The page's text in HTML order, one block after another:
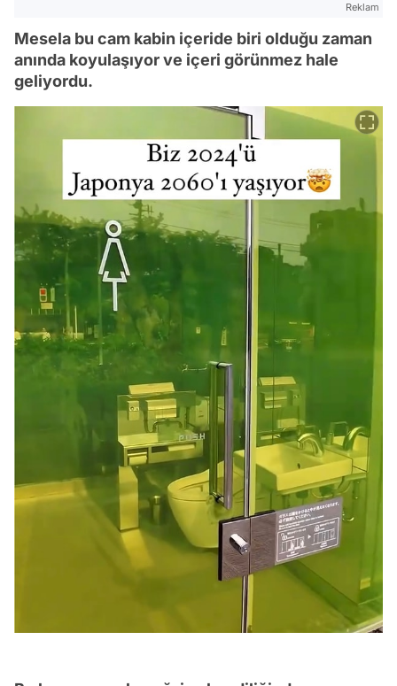
Reklam
Mesela bu cam kabin içeride biri olduğu zaman
anında koyulaşıyor ve içeri görünmez hale
geliyordu.